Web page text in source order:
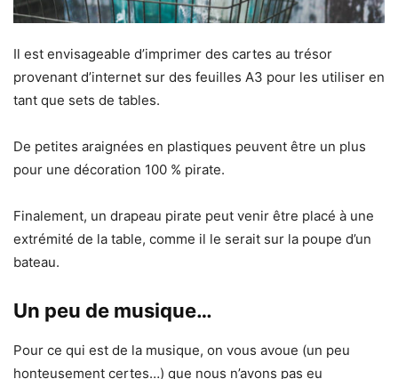
Il est envisageable d’imprimer des cartes au trésor
provenant d’internet sur des feuilles A3 pour les utiliser en
tant que sets de tables.
De petites araignées en plastiques peuvent être un plus
pour une décoration 100 % pirate.
Finalement, un drapeau pirate peut venir être placé à une
extrémité de la table, comme il le serait sur la poupe d’un
bateau.
Un peu de musique…
Pour ce qui est de la musique, on vous avoue (un peu
honteusement certes…) que nous n’avons pas eu